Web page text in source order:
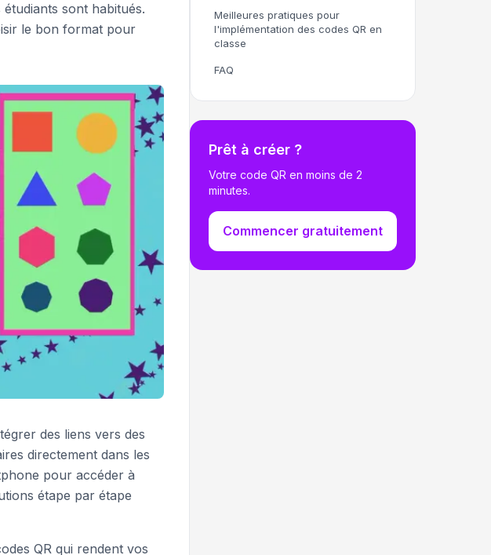
sont habitués.
le bon format pour
des liens vers des
directement dans les
pour accéder à
étape par étape
QR qui rendent vos
Meilleures pratiques pour
l'implémentation des codes QR en
classe
FAQ
Prêt à créer ?
Votre code QR en moins de 2
minutes.
Commencer gratuitement